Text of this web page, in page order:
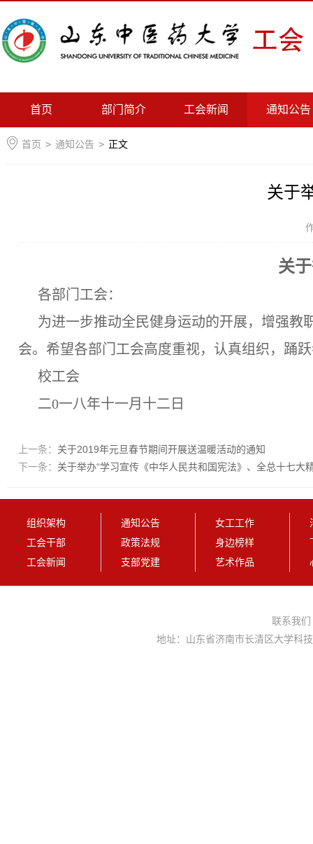
首页 部门简介 工会新闻 通知公告
首页 > 通知公告 > 正文
关于
关
各部门工会：
为进一步推动全民健身运动的开展，增强教
会。 希望各部门工会高度重视，认真组织，踊
校工会
二0一八年十一月十二日
上一条： 关于2019年元旦春节期间开展送温暖活动的通知
下一条： 关于举办“学习宣传《中华人民共和国宪法》、全总十七大
组织架构
工会干部
工会新闻
通知公告
政策法规
支部党建
女工工作
身边榜样
艺术作品
联系我们
地址：山东省济南市长清区大学科